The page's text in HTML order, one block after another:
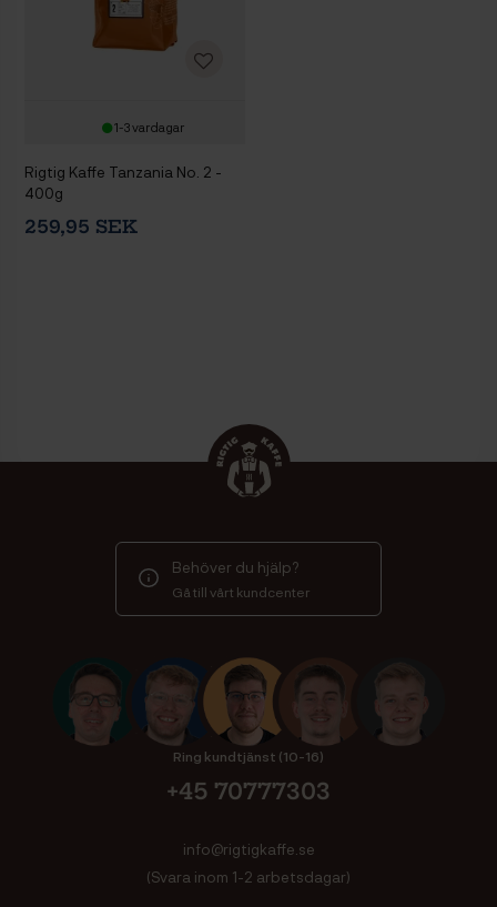
1-3 vardagar
Rigtig Kaffe Tanzania No. 2 -
400g
259,95 SEK
Behöver du hjälp?
Gå till vårt kundcenter
Ring kundtjänst (10-16)
+45 70777303
info@rigtigkaffe.se
(Svara inom 1-2 arbetsdagar)